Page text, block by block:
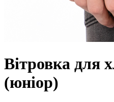
Вітровка для
(юніор)